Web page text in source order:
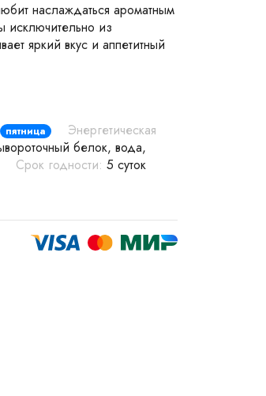
наслаждаться ароматным
исключительно из
яркий вкус и аппетитный
пятница
Энергетическая
белок, вода,
Срок годности: 5 суток